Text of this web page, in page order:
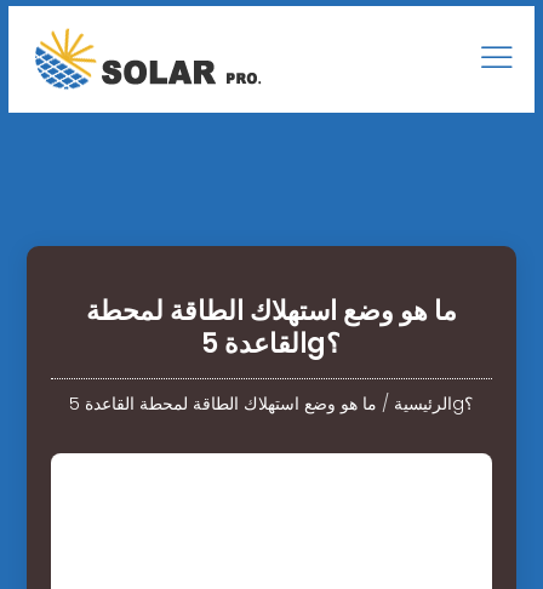
ما هو وضع استهلاك الطاقة لمحطة
القاعدة 5g؟
الرئيسية / ما هو وضع استهلاك الطاقة لمحطة القاعدة 5g؟